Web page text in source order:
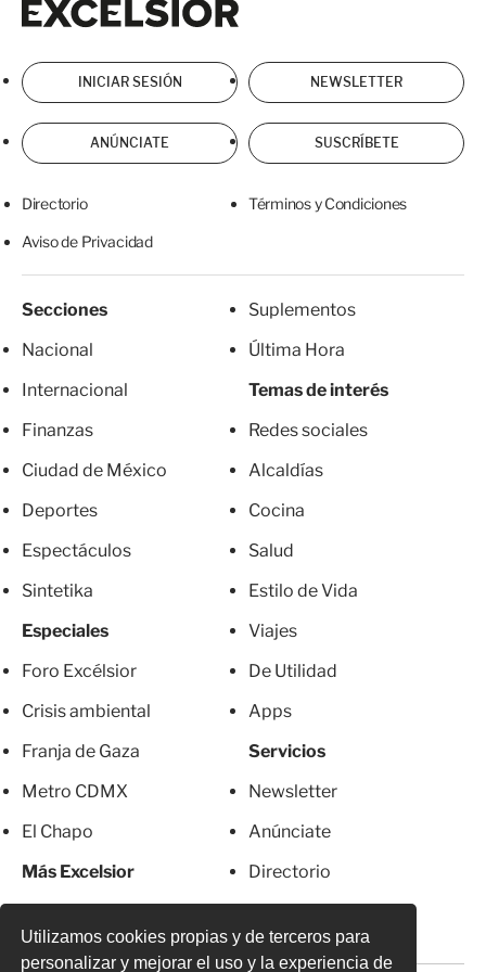
Utilizamos cookies propias y de terceros para
personalizar y mejorar el uso y la experiencia de
INICIAR SESIÓN NEWSLETTER
ANÚNCIATE SUSCRÍBETE
Directorio Términos y Condiciones
Aviso de Privacidad
Secciones
Nacional
Internacional
Finanzas
Ciudad de México
Deportes
Espectáculos
Sintetika
Especiales
Foro Excélsior
Crisis ambiental
Franja de Gaza
Metro CDMX
El Chapo
Más Excelsior
Suplementos
Última Hora
Temas de interés
Redes sociales
Alcaldías
Cocina
Salud
Estilo de Vida
Viajes
De Utilidad
Apps
Servicios
Newsletter
Anúnciate
Directorio